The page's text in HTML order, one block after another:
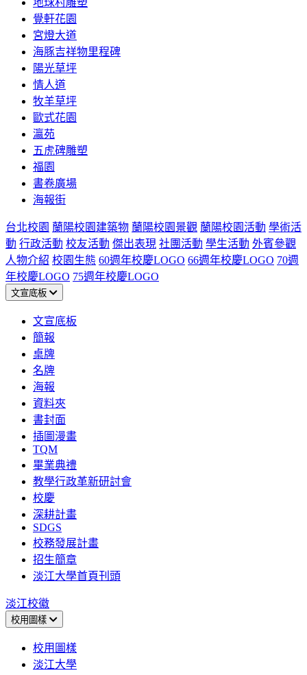
地球村雕塑
覺軒花園
宮燈大道
海豚吉祥物里程碑
陽光草坪
情人道
牧羊草坪
歐式花園
瀛苑
五虎碑雕塑
福園
書卷廣場
海報街
台北校園 蘭陽校園建築物 蘭陽校園景觀 蘭陽校園活動 學術活
動 行政活動 校友活動 傑出表現 社團活動 學生活動 外賓參觀
人物介紹 校園生態 60週年校慶LOGO 66週年校慶LOGO 70週
年校慶LOGO 75週年校慶LOGO
文宣底板
文宣底板
簡報
桌牌
名牌
海報
資料夾
書封面
插圖漫畫
TQM
畢業典禮
教學行政革新研討會
校慶
深耕計畫
SDGS
校務發展計畫
招生簡章
淡江大學首頁刊頭
淡江校徽
校用圖樣
校用圖樣
淡江大學